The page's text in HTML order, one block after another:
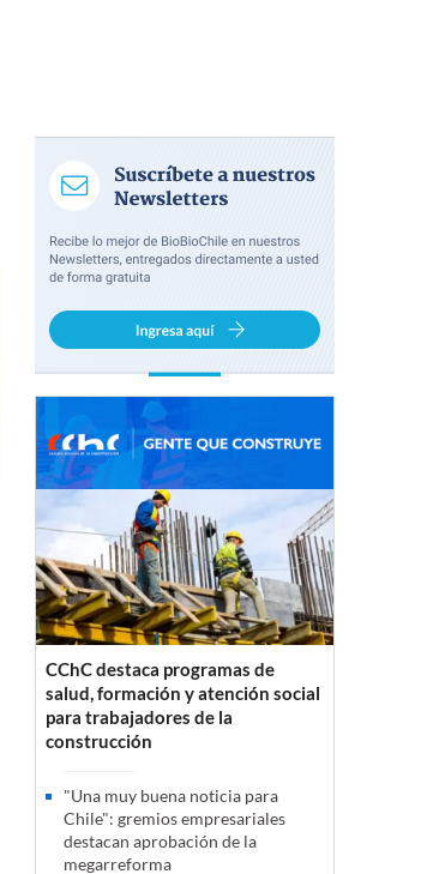
CChC destaca programas de
salud, formación y atención social
para trabajadores de la
construcción
"Una muy buena noticia para
Chile": gremios empresariales
destacan aprobación de la
megarreforma